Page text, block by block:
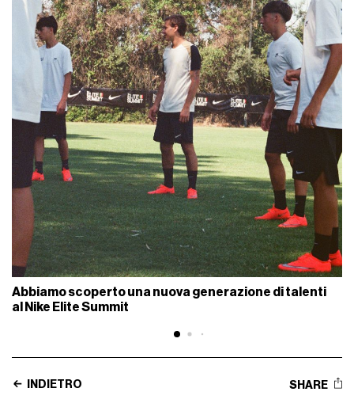
Abbiamo scoperto una nuova generazione di talenti
al Nike Elite Summit
INDIETRO SHARE